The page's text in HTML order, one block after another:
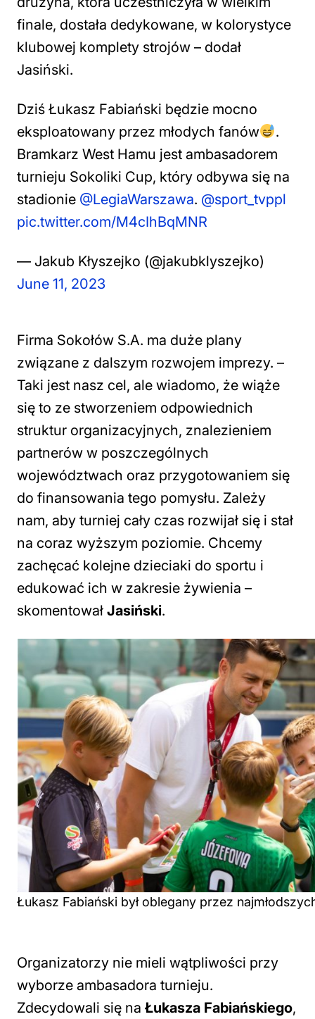
finale, dostała dedykowane, w kolorystyce
klubowej komplety strojów – dodał
Jasiński.
Dziś Łukasz Fabiański będzie mocno
eksploatowany przez młodych fanów
.
Bramkarz West Hamu jest ambasadorem
turnieju Sokoliki Cup, który odbywa się na
stadionie @LegiaWarszawa. @sport_tvppl
pic.twitter.com/M4cIhBqMNR
— Jakub Kłyszejko (@jakubklyszejko)
June 11, 2023
Firma Sokołów S.A. ma duże plany
związane z dalszym rozwojem imprezy. –
Taki jest nasz cel, ale wiadomo, że wiąże
się to ze stworzeniem odpowiednich
struktur organizacyjnych, znalezieniem
partnerów w poszczególnych
województwach oraz przygotowaniem się
do finansowania tego pomysłu. Zależy
nam, aby turniej cały czas rozwijał się i stał
na coraz wyższym poziomie. Chcemy
zachęcać kolejne dzieciaki do sportu i
edukować ich w zakresie żywienia –
skomentował Jasiński.
Łukasz Fabiański był oblegany przez
Organizatorzy nie mieli wątpliwości przy
wyborze ambasadora turnieju.
Zdecydowali się na Łukasza Fabiańskiego,